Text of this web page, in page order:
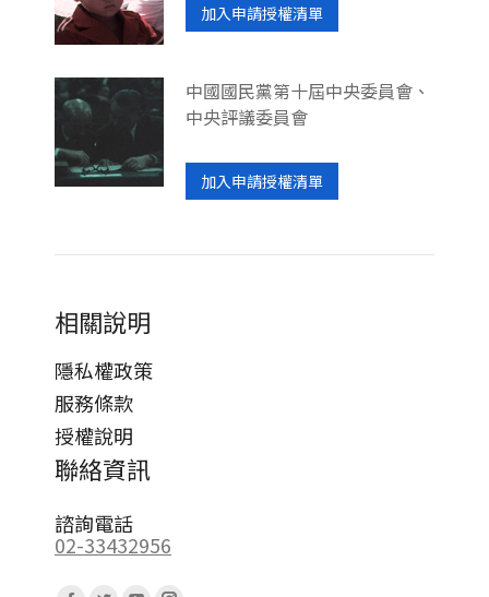
加入申請授權清單
中國國民黨第十屆中央委員會、
中央評議委員會
加入申請授權清單
相關說明
隱私權政策
服務條款
授權說明
聯絡資訊
諮詢電話
02-33432956